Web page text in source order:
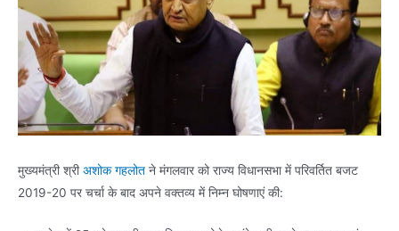
मुख्यमंत्री श्रीअशोक गहलोत ने मंगलवार को राज्य विधानसभा में परिवर्तित बजट
2019-20 पर चर्चा के बाद अपने वक्तव्य में निम्न घोषणाएं की: